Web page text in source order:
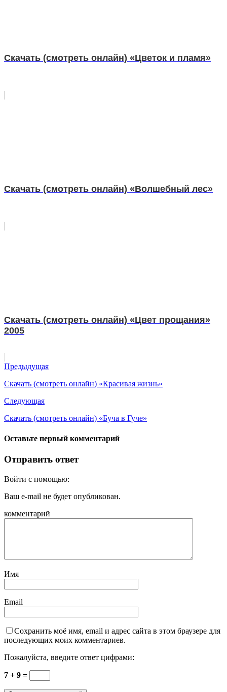
Скачать (смотреть онлайн) «Цветок и пламя»
Скачать (смотреть онлайн) «Волшебный лес»
Скачать (смотреть онлайн) «Цвет прощания»
2005
Предыдущая
Скачать (смотреть онлайн) «Красивая жизнь»
Следующая
Скачать (смотреть онлайн) «Буча в Гуче»
Оставьте первый комментарий
Отправить ответ
Войти с помощью:
Ваш e-mail не будет опубликован.
комментарий
Имя
Email
Сохранить моё имя, email и адрес сайта в этом браузере для
последующих моих комментариев.
Пожалуйста, введите ответ цифрами:
7 + 9 =